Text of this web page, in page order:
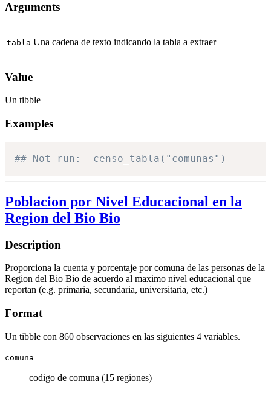
Arguments
tabla Una cadena de texto indicando la tabla a extraer
Value
Un tibble
Examples
## Not run:  censo_tabla("comunas")
Poblacion por Nivel Educacional en la
Region del Bio Bio
Description
Proporciona la cuenta y porcentaje por comuna de las personas de la
Region del Bio Bio de acuerdo al maximo nivel educacional que
reportan (e.g. primaria, secundaria, universitaria, etc.)
Format
Un tibble con 860 observaciones en las siguientes 4 variables.
comuna
codigo de comuna (15 regiones)